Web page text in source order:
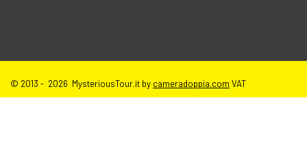
© 2013 - 2026 MysteriousTour.it by cameradoppia.com VAT